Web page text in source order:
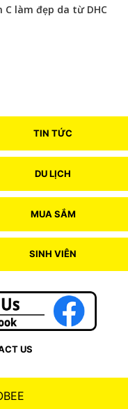
làm đẹp da từ DHC
TIN TỨC
DU LỊCH
MUA SẮM
SINH VIÊN
US